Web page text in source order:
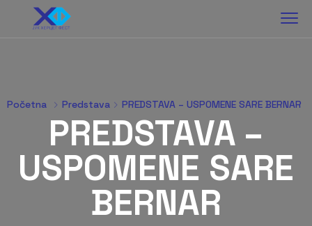
Početna Predstava PREDSTAVA – USPOMENE SARE BERNAR
PREDSTAVA –
USPOMENE SARE
BERNAR